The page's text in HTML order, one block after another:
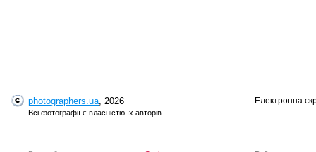
photographers.ua, 2026
Всі фотографії є власністю їх авторів.
Електронна